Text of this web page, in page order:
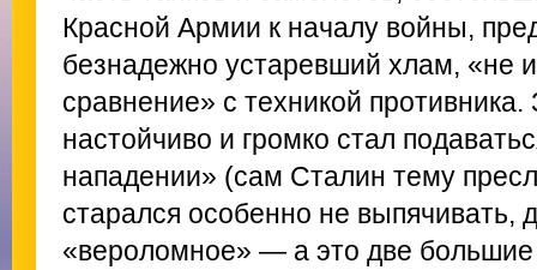
Красной Армии к началу войны,
безнадежно устаревший хлам, «не
сравнение» с техникой
настойчиво и громко стал
нападении» (сам Сталин тему
старался особенно не выпячивать,
«вероломное» — а это две